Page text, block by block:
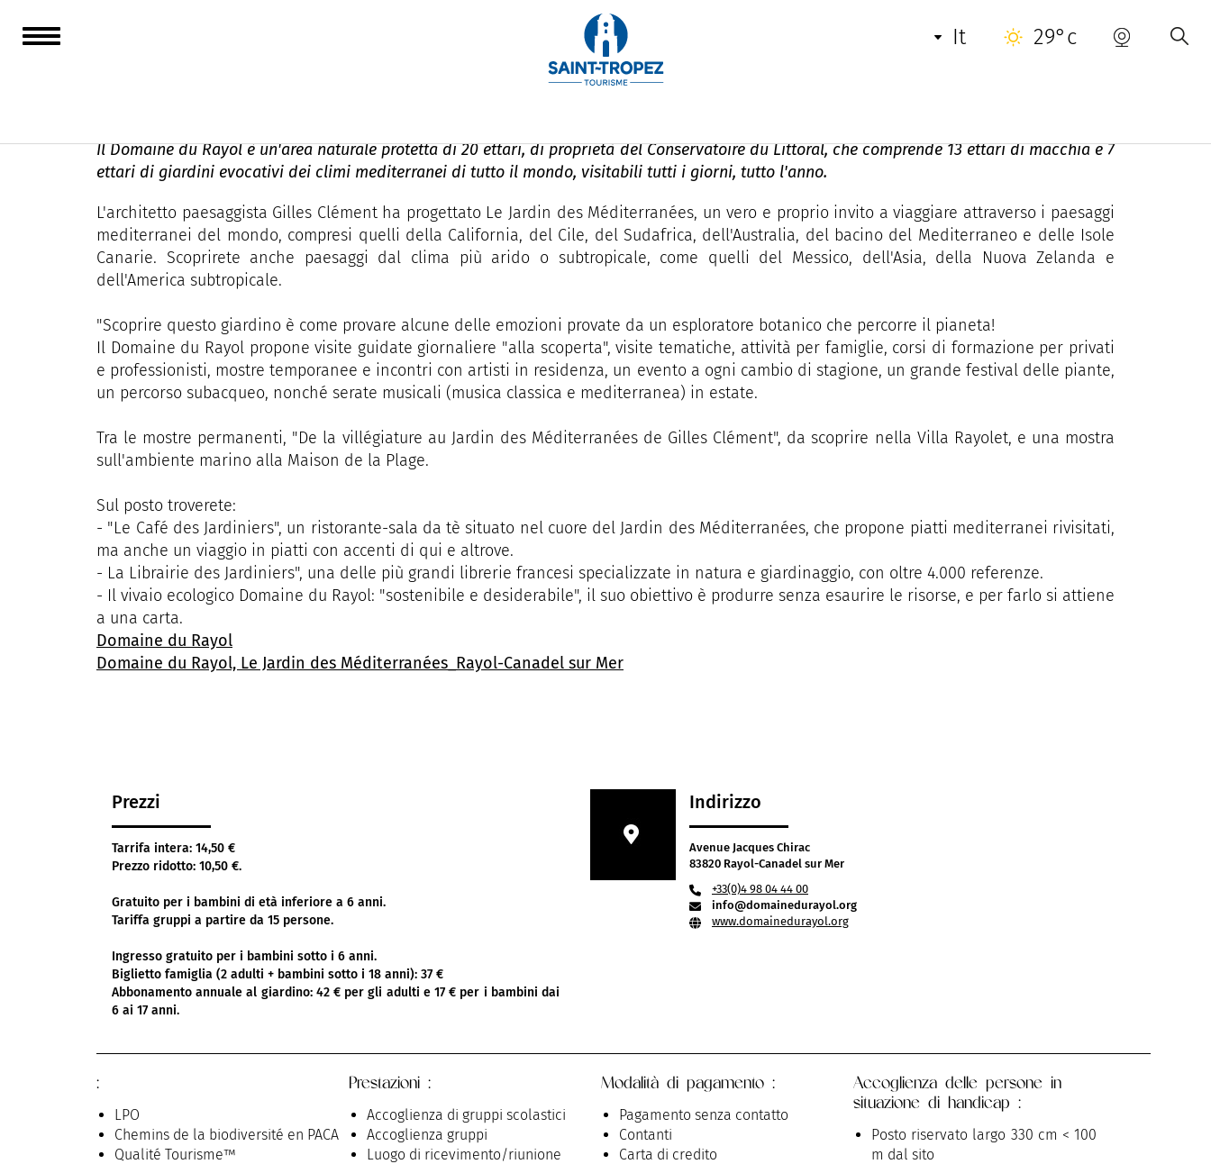
it 29°c
Domaine du Rayol, Le Jardin des Méditerranées
Il Domaine du Rayol è un'area naturale protetta di 20 ettari, di proprietà del Conservatoire du Littoral, che comprende 13 ettari di macchia e 7
ettari di giardini evocativi dei climi mediterranei di tutto il mondo, visitabili tutti i giorni, tutto l'anno.
L'architetto paesaggista Gilles Clément ha progettato Le Jardin des Méditerranées, un vero e proprio invito a viaggiare attraverso i paesaggi
mediterranei del mondo, compresi quelli della California, del Cile, del Sudafrica, dell'Australia, del bacino del Mediterraneo e delle Isole
Canarie. Scoprirete anche paesaggi dal clima più arido o subtropicale, come quelli del Messico, dell'Asia, della Nuova Zelanda e
dell'America subtropicale.
"Scoprire questo giardino è come provare alcune delle emozioni provate da un esploratore botanico che percorre il pianeta!
Il Domaine du Rayol propone visite guidate giornaliere "alla scoperta", visite tematiche, attività per famiglie, corsi di formazione per privati
e professionisti, mostre temporanee e incontri con artisti in residenza, un evento a ogni cambio di stagione, un grande festival delle piante,
un percorso subacqueo, nonché serate musicali (musica classica e mediterranea) in estate.
Tra le mostre permanenti, "De la villégiature au Jardin des Méditerranées de Gilles Clément", da scoprire nella Villa Rayolet, e una mostra
sull'ambiente marino alla Maison de la Plage.
Sul posto troverete:
- "Le Café des Jardiniers", un ristorante-sala da tè situato nel cuore del Jardin des Méditerranées, che propone piatti mediterranei rivisitati,
ma anche un viaggio in piatti con accenti di qui e altrove.
- La Librairie des Jardiniers", una delle più grandi librerie francesi specializzate in natura e giardinaggio, con oltre 4.000 referenze.
- Il vivaio ecologico Domaine du Rayol: "sostenibile e desiderabile", il suo obiettivo è produrre senza esaurire le risorse, e per farlo si attiene
a una carta.
Domaine du Rayol
Domaine du Rayol, Le Jardin des Méditerranées_Rayol-Canadel sur Mer
Prezzi
Tarrifa intera: 14,50 €
Prezzo ridotto: 10,50 €.
Gratuito per i bambini di età inferiore a 6 anni.
Tariffa gruppi a partire da 15 persone.
Ingresso gratuito per i bambini sotto i 6 anni.
Biglietto famiglia (2 adulti + bambini sotto i 18 anni): 37 €
Abbonamento annuale al giardino: 42 € per gli adulti e 17 € per i bambini dai
6 ai 17 anni.
Indirizzo
Avenue Jacques Chirac
83820 Rayol-Canadel sur Mer
+33(0)4 98 04 44 00
info@domainedurayol.org
www.domainedurayol.org
:
LPO
Chemins de la biodiversité en PACA
Qualité Tourisme™
Prestazioni :
Accoglienza di gruppi scolastici
Accoglienza gruppi
Luogo di ricevimento/riunione
Modalità di pagamento :
Pagamento senza contatto
Contanti
Carta di credito
Accoglienza delle persone in
situazione di handicap :
Posto riservato largo 330 cm < 100
m dal sito